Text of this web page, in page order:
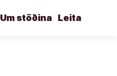
Leita
Um stöðina